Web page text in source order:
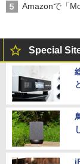
Amazonで「
Special